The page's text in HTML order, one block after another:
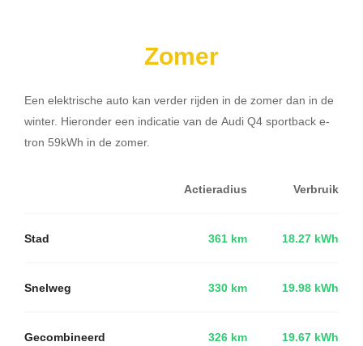
Zomer
Een elektrische auto kan verder rijden in de zomer dan in de
winter. Hieronder een indicatie van de Audi Q4 sportback e-
tron 59kWh in de zomer.
Actieradius Verbruik
Stad 361 km 18.27 kWh
Snelweg 330 km 19.98 kWh
Gecombineerd 326 km 19.67 kWh